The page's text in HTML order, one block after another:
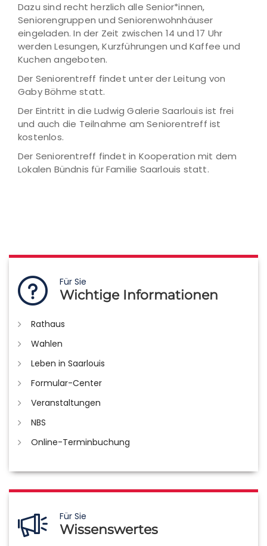
Dazu sind recht herzlich alle Senior*innen,
Seniorengruppen und Seniorenwohnhäuser
eingeladen. In der Zeit zwischen 14 und 17 Uhr
werden Lesungen, Kurzführungen und Kaffee und
Kuchen angeboten.
Der Seniorentreff findet unter der Leitung von
Gaby Böhme statt.
Der Eintritt in die Ludwig Galerie Saarlouis ist frei
und auch die Teilnahme am Seniorentreff ist
kostenlos.
Der Seniorentreff findet in Kooperation mit dem
Lokalen Bündnis für Familie Saarlouis statt.
Für Sie
Wichtige Informationen
Rathaus
Wahlen
Leben in Saarlouis
Formular-Center
Veranstaltungen
NBS
Online-Terminbuchung
Für Sie
Wissenswertes